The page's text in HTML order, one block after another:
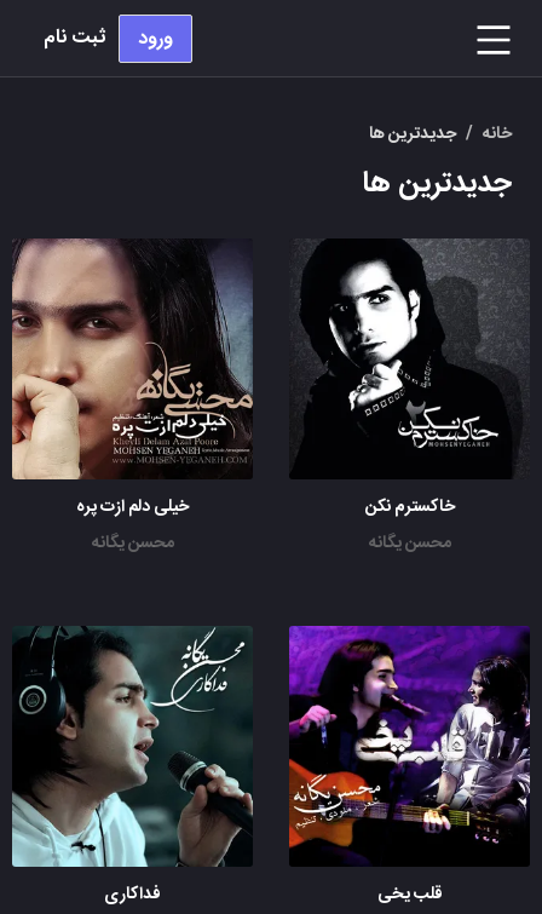
ورود ثبت نام
خانه / جدیدترین ها
جدیدترین ها
خاکسترم نکن
محسن یگانه
خیلی دلم ازت پره
محسن یگانه
قلب یخی
فداکاری